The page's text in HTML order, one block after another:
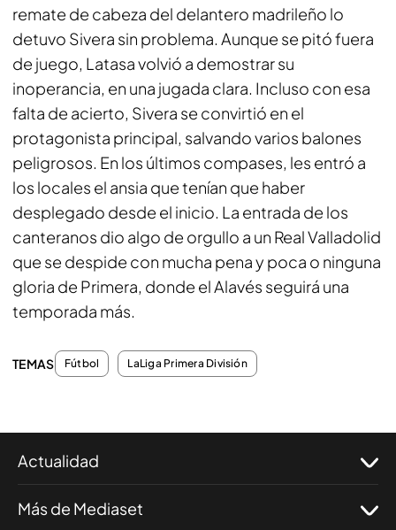
remate de cabeza del delantero madrileño lo
detuvo Sivera sin problema. Aunque se pitó fuera
de juego, Latasa volvió a demostrar su
inoperancia, en una jugada clara. Incluso con esa
falta de acierto, Sivera se convirtió en el
protagonista principal, salvando varios balones
peligrosos. En los últimos compases, les entró a
los locales el ansia que tenían que haber
desplegado desde el inicio. La entrada de los
canteranos dio algo de orgullo a un Real Valladolid
que se despide con mucha pena y poca o ninguna
gloria de Primera, donde el Alavés seguirá una
temporada más.
TEMAS Fútbol LaLiga Primera División
Actualidad
Más de Mediaset